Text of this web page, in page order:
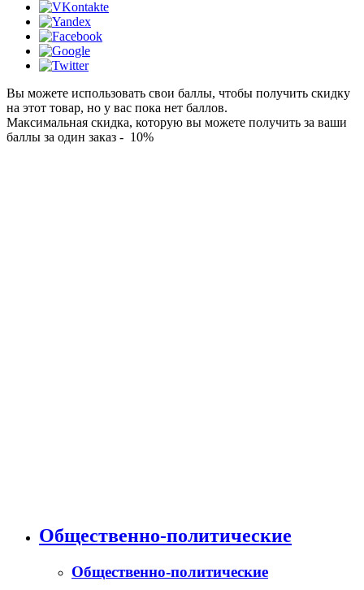
Вы можете использовать свои баллы, чтобы получить скидку
на этот товар, но у вас пока нет баллов.
Максимальная скидка, которую вы можете получить за ваши
баллы за один заказ - 10%
Общественно-политические
Общественно-политические